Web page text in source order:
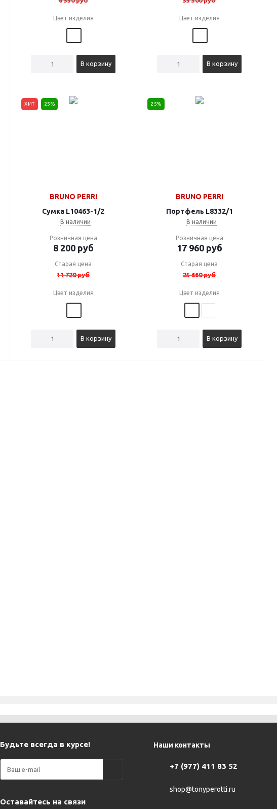
Цвет изделия
В корзину
Цвет изделия
В корзину
ХИТ 25%
BRUNO PERRI
Сумка L10463-1/2
В наличии
Розничная цена
8 200руб
Старая цена
11 720руб
Цвет изделия
В корзину
25%
BRUNO PERRI
Портфель L8332/1
В наличии
Розничная цена
17 960руб
Старая цена
25 660руб
Цвет изделия
В корзину
Будьте всегда в курсе!
Оставайтесь на связи
Наши контакты
+7 (977) 411 83 52
shop@tonyperotti.ru